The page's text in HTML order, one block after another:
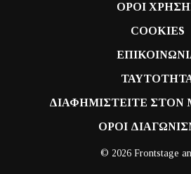
ΟΡΟΙ
COOKIES
ΔΙΑΦΗΜΙΣΤΕΙΤΕ ΣΤΟΝ
ΟΡΟΙ
© 2026 Frontstage